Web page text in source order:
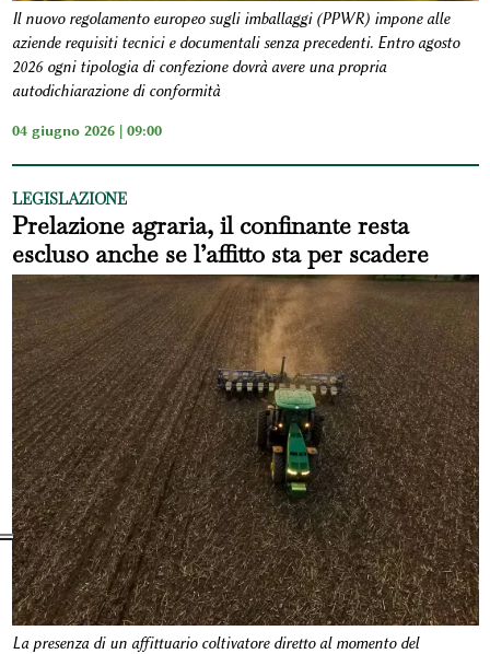
Il nuovo regolamento europeo sugli imballaggi (PPWR) impone alle
aziende requisiti tecnici e documentali senza precedenti. Entro agosto
2026 ogni tipologia di confezione dovrà avere una propria
autodichiarazione di conformità
04 giugno 2026 | 09:00
LEGISLAZIONE
Prelazione agraria, il confinante resta
escluso anche se l’affitto sta per scadere
La presenza di un affittuario coltivatore diretto al momento del